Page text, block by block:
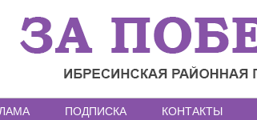
ПОДПИСКА КОНТАКТЫ